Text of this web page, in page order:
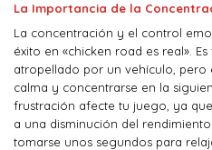
La Importancia de la
La concentración y el control
éxito en «chicken road es real».
atropellado por un vehículo, pero
calma y concentrarse en la
frustración afecte tu juego, ya
a una disminución del
tomarse unos segundos para